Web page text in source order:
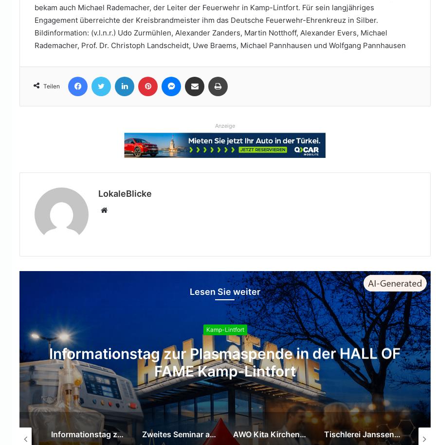
bekam auch Michael Rademacher, der Leiter der Feuerwehr in Kamp-Lintfort. Für sein langjähriges
Engagement überreichte der Kreisbrandmeister ihm das Deutsche Feuerwehr-Ehrenkreuz in Silber.
Bildinformation: (v.l.n.r.) Udo Zurmühlen, Alexander Zanders, Martin Notthoff, Alexander Evers, Michael
Rademacher, Prof. Dr. Christoph Landscheidt, Uwe Braems, Michael Pannhausen und Wolfgang Pannhausen
Teilen
FacebookTwitter LinkedIn Pinterest Messenger
Teile per E-Mail
Anzeige
LokaleBlicke
Webseite
Lesen Sie weiter
Kamp-Lintfort
Informationstag zur Plasmaspende in der HALL OF
FAME Kamp‑Lintfort
35-Jährige arbeitet als Gesellin in der Tischlerei Maqani Informationstag zur Plasmaspende in der HALL OF FAME Kamp‑Lintfort Zweites Seminar am 13. August AWO Kita Kirchenkampstraße wurde zum „Zirkus Kampolino“ Tischlerei Janssen & Partner spendet Kommunikationstafel für das städtische Familienzentrum Wirbelwind